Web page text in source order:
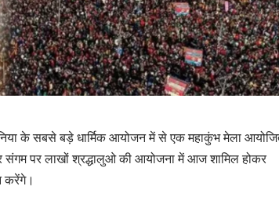
के सबसे बड़े धार्मिक आयोजन में से एक महाकुंभ मेला
संगम पर लाखों श्रद्धालुओ की आयोजना में आज शामिल होकर
करेंगे।